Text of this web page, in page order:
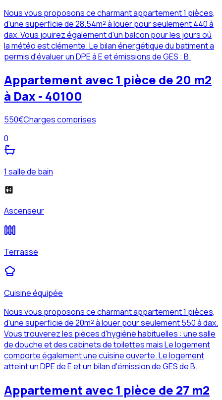
Nous vous proposons ce charmant appartement 1 pièces,
d'une superficie de 28.54m² à louer pour seulement 440 à
dax. Vous jouirez également d'un balcon pour les jours où
la météo est clémente. Le bilan énergétique du batiment a
permis d'évaluer un DPE à E et émissions de GES : B.
Appartement avec 1 pièce de 20 m2
à Dax - 40100
550€Charges comprises
0
1 salle de bain
Ascenseur
Terrasse
Cuisine équipée
Nous vous proposons ce charmant appartement 1 pièces,
d'une superficie de 20m² à louer pour seulement 550 à dax.
Vous trouverez les pièces d'hygiène habituelles : une salle
de douche et des cabinets de toilettes mais Le logement
comporte également une cuisine ouverte. Le logement
atteint un DPE de E et un bilan d'émission de GES de B.
Appartement avec 1 pièce de 27 m2